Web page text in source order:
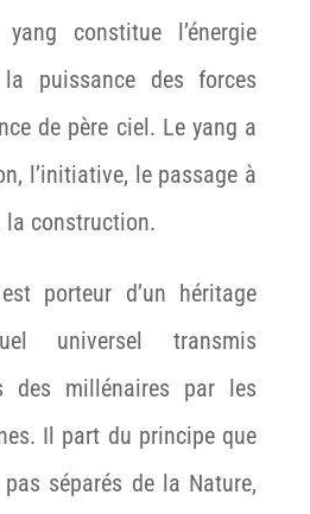
constitue l’énergie
la puissance des forces
de père ciel. Le yang a
l’initiative, le passage à
la construction.
porteur d’un héritage
universel transmis
des millénaires par les
Il part du principe que
séparés de la Nature,